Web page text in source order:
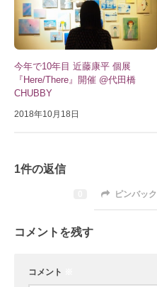
今年で10年目 近藤康平 個展
『Here/There』開催 @代田橋
CHUBBY
2018年10月18日
1件の返信
ピンバック
コメントを残す
コメント